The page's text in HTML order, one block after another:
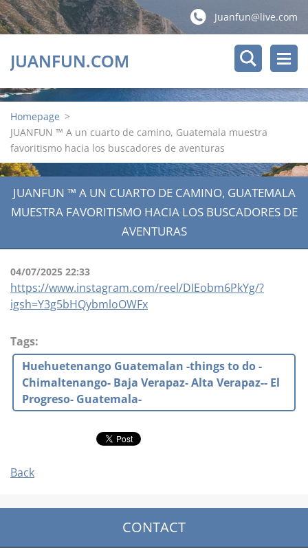
Juanfun@live.com
JUANFUN.COM
Homepage >
JUANFUN ™ A un cuarto de camino, Guatemala muestra
favoritismo hacia los buscadores de aventuras
JUANFUN ™ A UN CUARTO DE CAMINO, GUATEMALA
MUESTRA FAVORITISMO HACIA LOS BUSCADORES DE
AVENTURAS
04/07/2025 22:33
https://www.instagram.com/reel/DIEobm6PkYg/?
igsh=Y3g5bHQybmloOWFx
Tags:
Huehuetenango Guatemalan -things to do -
Chimaltenango- Baja Verapaz- Alta Verapaz-- El
Progreso- Guatemala-
Back
CONTACT